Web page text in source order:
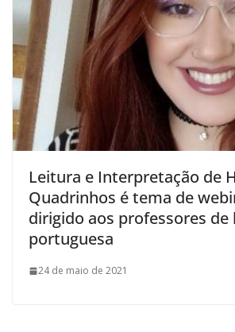
Leitura e Interpretação de
Quadrinhos é tema de
dirigido aos professores de
portuguesa
24 de maio de 2021